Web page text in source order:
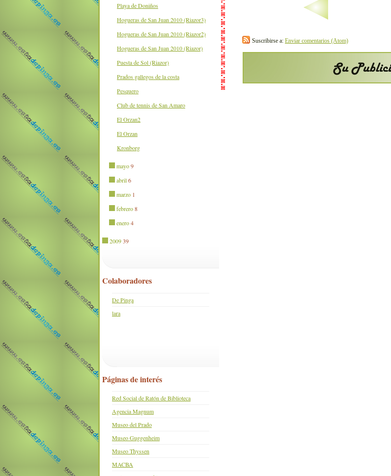
Suscribirse a: Enviar comentarios (Atom)
Playa de Doniños
Hogueras de San Juan 2010 (Riazor3)
Hogueras de San Juan 2010 (Riazor2)
Hogueras de San Juan 2010 (Riazor)
Puesta de Sol (Riazor)
Prados gallegos de la costa
Pesquero
Club de tennis de San Amaro
El Orzan2
El Orzan
Kronborg
mayo 9
abril 6
marzo 1
febrero 8
enero 4
200939
Colaboradores
De Pinga
lara
Páginas de interés
Red Social de Ratón de Biblioteca
Agencia Magnum
Museo del Prado
Museo Guggenheim
Museo Thyssen
MACBA